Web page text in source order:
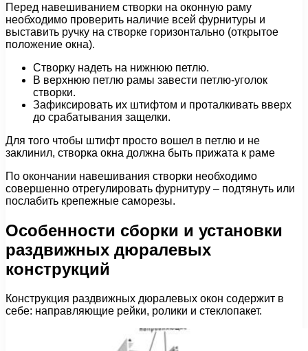
Перед навешиванием створки на оконную раму
необходимо проверить наличие всей фурнитуры и
выставить ручку на створке горизонтально (открытое
положение окна).
Створку надеть на нижнюю петлю.
В верхнюю петлю рамы завести петлю-уголок
створки.
Зафиксировать их штифтом и проталкивать вверх
до срабатывания защелки.
Для того чтобы штифт просто вошел в петлю и не
заклинил, створка окна должна быть прижата к раме
По окончании навешивания створки необходимо
совершенно отрегулировать фурнитуру – подтянуть или
послабить крепежные саморезы.
Особенности сборки и установки
раздвижных дюралевых
конструкций
Конструкция раздвижных дюралевых окон содержит в
себе: направляющие рейки, ролики и стеклопакет.